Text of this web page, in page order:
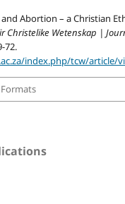
Abortion – a Christian
Christelike Wetenskap |
72.
index.php/tcw/article/